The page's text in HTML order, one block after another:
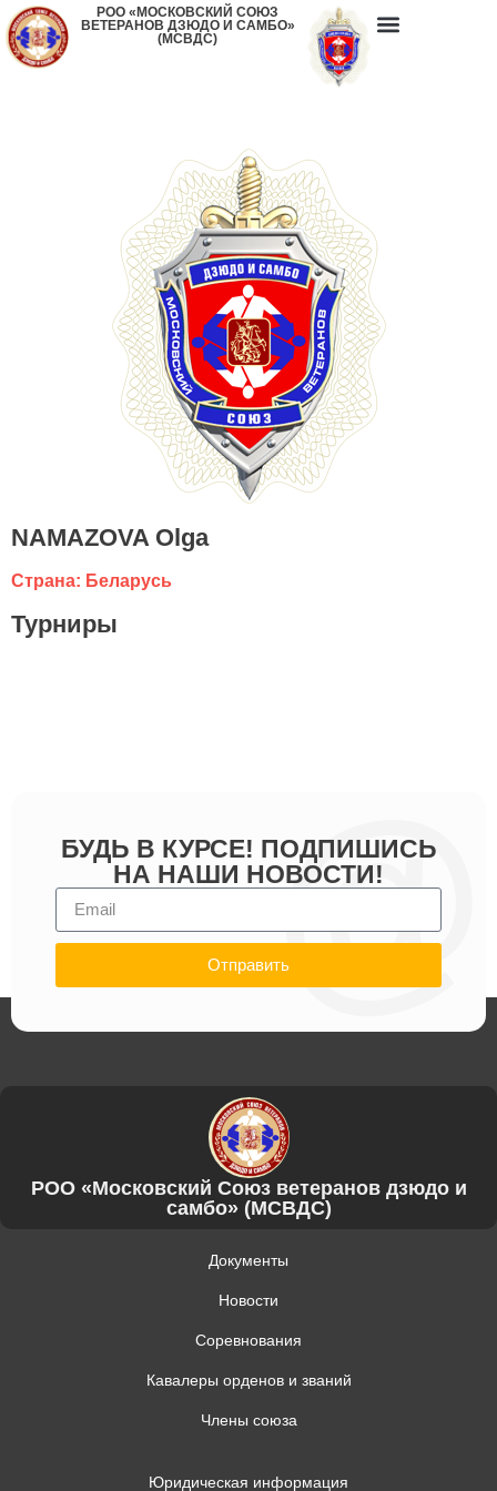
РОО «МОСКОВСКИЙ СОЮЗ
ВЕТЕРАНОВ ДЗЮДО И САМБО»
(МСВДС)
NAMAZOVA Olga
Страна: Беларусь
Турниры
БУДЬ В КУРСЕ! ПОДПИШИСЬ
НА НАШИ НОВОСТИ!
Отправить
РОО «Московский Союз ветеранов дзюдо и
самбо» (МСВДС)
Документы
Новости
Соревнования
Кавалеры орденов и званий
Члены союза
Юридическая информация